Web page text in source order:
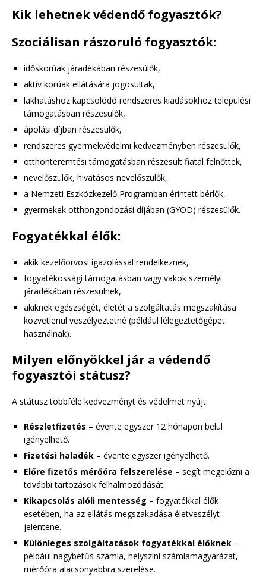
Kik lehetnek védendő fogyasztók?
Szociálisan rászoruló fogyasztók:
időskorúak járadékában részesülők,
aktív korúak ellátására jogosultak,
lakhatáshoz kapcsolódó rendszeres kiadásokhoz települési
támogatásban részesülők,
ápolási díjban részesülők,
rendszeres gyermekvédelmi kedvezményben részesülők,
otthonteremtési támogatásban részesült fiatal felnőttek,
nevelőszülők, hivatásos nevelőszülők,
a Nemzeti Eszközkezelő Programban érintett bérlők,
gyermekek otthongondozási díjában (GYOD) részesülők.
Fogyatékkal élők:
akik kezelőorvosi igazolással rendelkeznek,
fogyatékossági támogatásban vagy vakok személyi
járadékában részesülnek,
akiknek egészségét, életét a szolgáltatás megszakítása
közvetlenül veszélyeztetné (például lélegeztetőgépet
használnak).
Milyen előnyökkel jár a védendő
fogyasztói státusz?
A státusz többféle kedvezményt és védelmet nyújt:
Részletfizetés – évente egyszer 12 hónapon belül
igényelhető.
Fizetési haladék – évente egyszer igényelhető.
Előre fizetős mérőóra felszerelése – segít megelőzni a
további tartozások felhalmozódását.
Kikapcsolás alóli mentesség – fogyatékkal élők
esetében, ha az ellátás megszakadása életveszélyt
jelentene.
Különleges szolgáltatások fogyatékkal élőknek –
például nagybetűs számla, helyszíni számlamagyarázat,
mérőóra alacsonyabbra szerelése.